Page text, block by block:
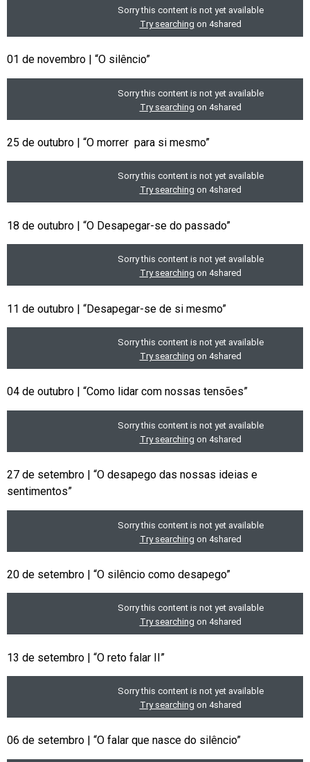
01 de novembro | “O silêncio”
25 de outubro | “O morrer para si mesmo”
18 de outubro | “O Desapegar-se do passado”
11 de outubro | “Desapegar-se de si mesmo”
04 de outubro | “Como lidar com nossas tensões”
27 de setembro | “O desapego das nossas ideias e
sentimentos”
20 de setembro | “O silêncio como desapego”
13 de setembro | “O reto falar II”
06 de setembro | “O falar que nasce do silêncio”